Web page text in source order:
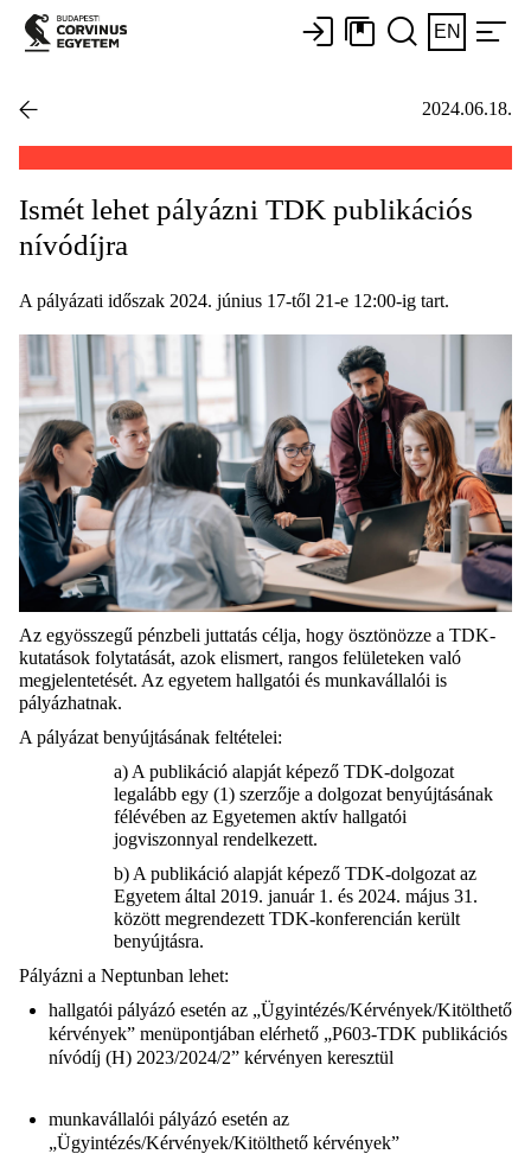
EN
2024.06.18.
Ismét lehet pályázni TDK publikációs
nívódíjra
A pályázati időszak 2024. június 17-től 21-e 12:00-ig tart.
Az egyösszegű pénzbeli juttatás célja, hogy ösztönözze a TDK-
kutatások folytatását, azok elismert, rangos felületeken való
megjelentetését. Az egyetem hallgatói és munkavállalói is
pályázhatnak.
A pályázat benyújtásának feltételei:
a) A publikáció alapját képező TDK-dolgozat
legalább egy (1) szerzője a dolgozat benyújtásának
félévében az Egyetemen aktív hallgatói
jogviszonnyal rendelkezett.
b) A publikáció alapját képező TDK-dolgozat az
Egyetem által 2019. január 1. és 2024. május 31.
között megrendezett TDK-konferencián került
benyújtásra.
Pályázni a Neptunban lehet:
hallgatói pályázó esetén az „Ügyintézés/Kérvények/Kitölthető
kérvények” menüpontjában elérhető „P603-TDK publikációs
nívódíj (H) 2023/2024/2” kérvényen keresztül
munkavállalói pályázó esetén az
„Ügyintézés/Kérvények/Kitölthető kérvények”